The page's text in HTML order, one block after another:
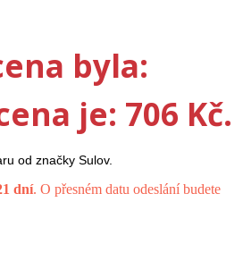
byla:
je: 706 Kč.
od značky Sulov.
dní. O přesném datu odeslání budete